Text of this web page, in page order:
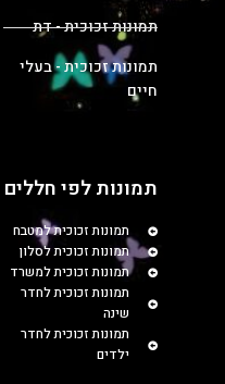
תמונות זכוכית - דת
תמונות זכוכית - בעלי
חיים
תמונות לפי חללים
תמונות זכוכית למטבח
תמונות זכוכית לסלון
תמונות זכוכית למשרד
תמונות זכוכית לחדר
שינה
תמונות זכוכית לחדר
ילדים